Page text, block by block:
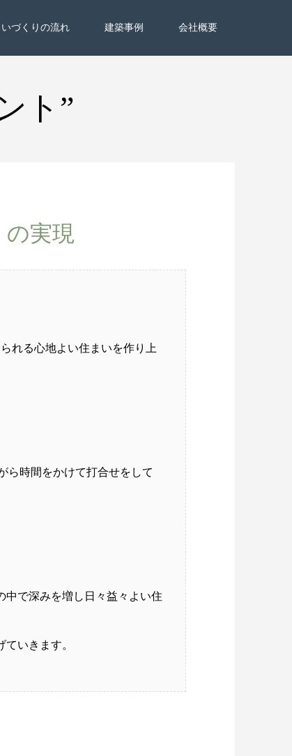
づくりの流れ 建築事例 会社概要
ト”
の実現
れる心地よい住まいを作り上
ら時間をかけて打合せをして
中で深みを増し日々益々よい住
いきます。